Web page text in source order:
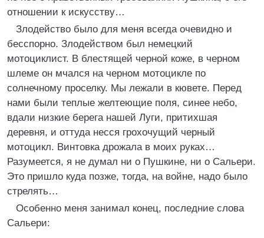
отношении к искусству…
Злодейство было для меня всегда очевидно и
бесспорно. Злодейством был немецкий
мотоциклист. В блестящей черной коже, в черном
шлеме он мчался на черном мотоцикле по
солнечному проселку. Мы лежали в кювете. Перед
нами были теплые желтеющие поля, синее небо,
вдали низкие берега нашей Луги, притихшая
деревня, и оттуда несся грохочущий черный
мотоцикл. Винтовка дрожала в моих руках…
Разумеется, я не думал ни о Пушкине, ни о Сальери.
Это пришло куда позже, тогда, на войне, надо было
стрелять…
Особенно меня занимал конец, последние слова
Сальери: